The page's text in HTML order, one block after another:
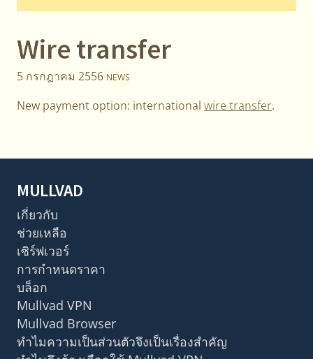
Wire transfer
5 กรกฎาคม 2556 NEWS
New payment option: international wire transfer.
MULLVAD
เกี่ยวกับ
ช่วยเหลือ
เซิร์ฟเวอร์
การกำหนดราคา
บล็อก
Mullvad VPN
Mullvad Browser
ทำไมความเป็นส่วนตัวจึงเป็นเรื่องสำคัญ